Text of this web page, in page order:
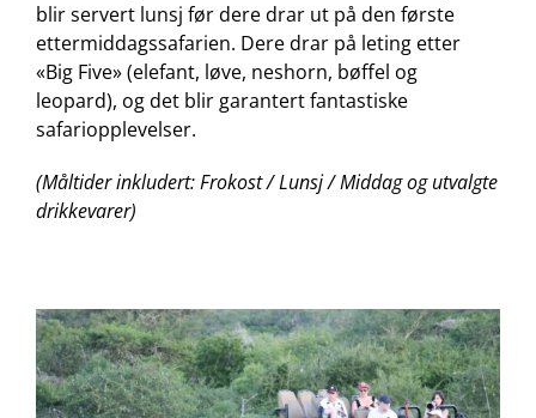
blir servert lunsj før dere drar ut på den første
ettermiddagssafarien. Dere drar på leting etter
«Big Five» (elefant, løve, neshorn, bøffel og
leopard), og det blir garantert fantastiske
safariopplevelser.
(Måltider inkludert: Frokost / Lunsj / Middag og utvalgte
drikkevarer)